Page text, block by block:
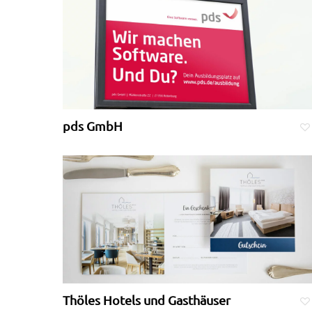
pds GmbH
Thöles Hotels und Gasthäuser